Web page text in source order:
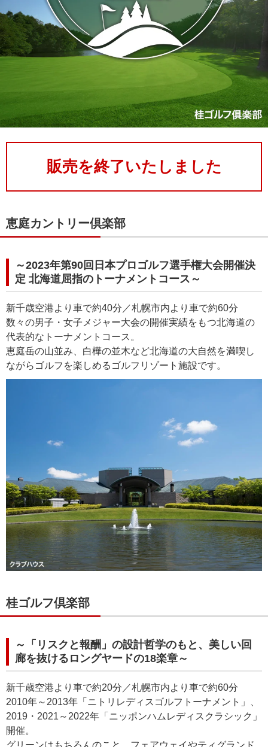
販売を終了いたしました
恵庭カントリー倶楽部
～2023年第90回日本プロゴルフ選手権大会開催決
定 北海道屈指のトーナメントコース～
新千歳空港より車で約40分／札幌市内より車で約60分
数々の男子・女子メジャー大会の開催実績をもつ北海道の
代表的なトーナメントコース。
恵庭岳の山並み、白樺の並木など北海道の大自然を満喫し
ながらゴルフを楽しめるゴルフリゾート施設です。
桂ゴルフ倶楽部
～「リスクと報酬」の設計哲学のもと、美しい回
廊を抜けるロングヤードの18楽章～
新千歳空港より車で約20分／札幌市内より車で約60分
2010年～2013年「ニトリレディスゴルフトーナメント」、
2019・2021～2022年「ニッポンハムレディスクラシック」
開催。
グリーンはもちろんのこと、フェアウェイやティグランド